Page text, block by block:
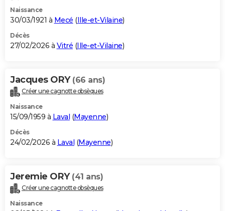
Naissance
30/03/1921 à Mecé (Ille-et-Vilaine)
Décès
27/02/2026 à Vitré (Ille-et-Vilaine)
Jacques ORY (66 ans)
Créer une cagnotte obsèques
Naissance
15/09/1959 à Laval (Mayenne)
Décès
24/02/2026 à Laval (Mayenne)
Jeremie ORY (41 ans)
Créer une cagnotte obsèques
Naissance